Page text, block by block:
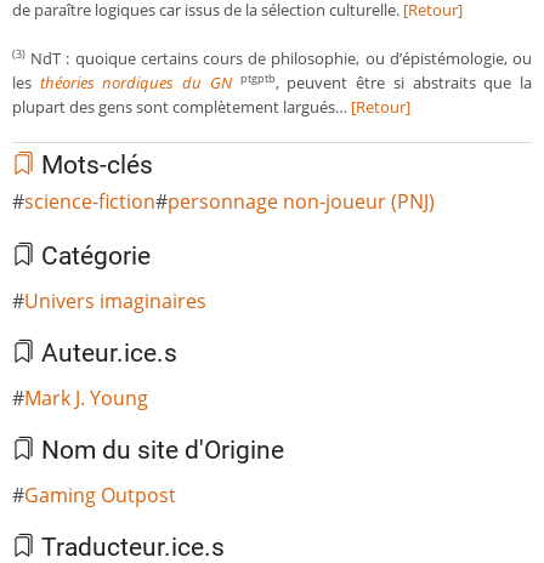
de paraître logiques car issus de la sélection culturelle. [Retour]
(3) NdT : quoique certains cours de philosophie, ou d’épistémologie, ou
les théories nordiques du GN ptgptb, peuvent être si abstraits que la
plupart des gens sont complètement largués… [Retour]
Mots-clés
science-fiction personnage non-joueur (PNJ)
Catégorie
Univers imaginaires
Auteur.ice.s
Mark J. Young
Nom du site d'Origine
Gaming Outpost
Traducteur.ice.s